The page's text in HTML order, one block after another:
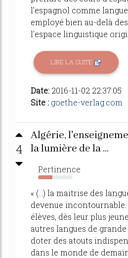
l'espagnol comme
employé bien au-delà
l'espace linguistique
LIRE LA SUITE
Date: 2016-11-02 22:37:05
Site : goethe-verlag.com
4
Algérie,
la lumière de la ...
Pertinence
42%
« (...) la maitrise des
devenue
élèves, dès leur plus
autres langues de
doter des atouts
dans le monde de